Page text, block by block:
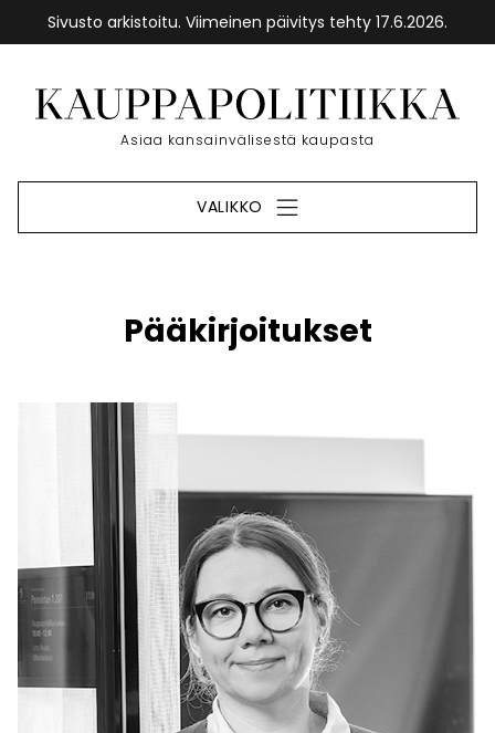
Sivusto arkistoitu. Viimeinen päivitys tehty 17.6.2026.
sisältöön
Etusivu
Asiaa kansainvälisestä kaupasta
VALIKKO
Pääkirjoitukset